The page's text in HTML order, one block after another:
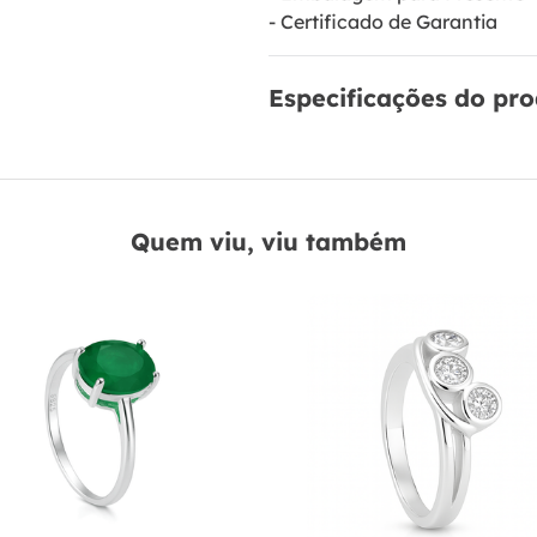
- Certificado de Garantia
Especificações do
Quem viu, viu também